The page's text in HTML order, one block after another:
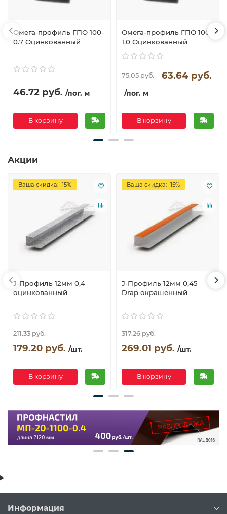
Омега-профиль ГПО 100-
0.7 Оцинкованный
46.72 руб. /пог. м
В корзину
Омега-профиль ГПО 100-
1.0 Оцинкованный
75.05 руб. 63.64 руб.
/пог. м
В корзину
Акции
Ваша скидка: -15%
J-Профиль 12мм 0,4
оцинкованный
211.33 руб.
179.20 руб. /шт.
В корзину
Ваша скидка: -15%
J-Профиль 12мм 0,45
Drap окрашенный
317.26 руб.
269.01 руб. /шт.
В корзину
Информация